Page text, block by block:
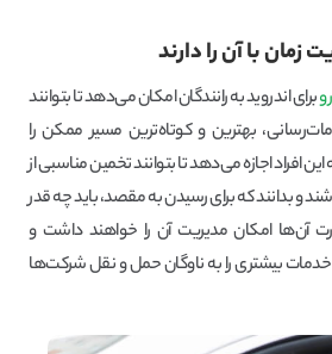
زمان با آن را دارند
برای اندروید به رانندگان امکان می‌دهد تا بتوانند
بهترین و کوتاه‌ترین مسیر ممکن را
افراد اجازه می‌دهد تا بتوانند تخمین مناسبی از
و بدانند که برای رسیدن به مقصد، باید چه قدر
آن‌ها امکان مدیریت آن را خواهند داشت و
بیشتری را به ناوگان حمل و نقل شرکت‌ها